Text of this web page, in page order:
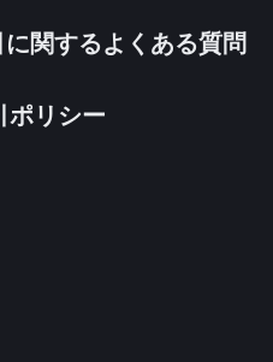
関するよくある質問
ポリシー